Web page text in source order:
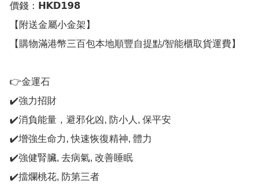
價錢：𝗛𝗞𝗗𝟭𝟵𝟴
【附送金屬小金架】
【購物滿港幣三百包本地順豐自提點/智能櫃取貨運費】
👉金運石
✔️強力招財
✔️消負能量，避邪化凶, 防小人, 保平安
✔️增強生命力, 快速恢復精神, 體力
✔️強健腎臟, 去病氣, 改善睡眠
✔️擋爛桃花, 防第三者